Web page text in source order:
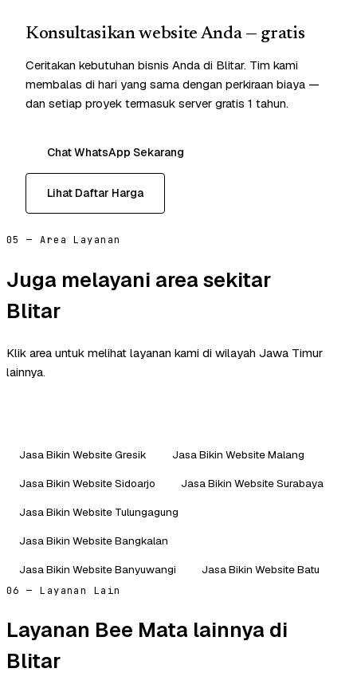
Konsultasikan website Anda — gratis
Ceritakan kebutuhan bisnis Anda di Blitar. Tim kami
membalas di hari yang sama dengan perkiraan biaya —
dan setiap proyek termasuk server gratis 1 tahun.
Chat WhatsApp Sekarang
Lihat Daftar Harga
05 — Area Layanan
Juga melayani area sekitar
Blitar
Klik area untuk melihat layanan kami di wilayah Jawa Timur
lainnya.
Jasa Bikin Website Gresik
Jasa Bikin Website Malang
Jasa Bikin Website Sidoarjo
Jasa Bikin Website Surabaya
Jasa Bikin Website Tulungagung
Jasa Bikin Website Bangkalan
Jasa Bikin Website Banyuwangi
Jasa Bikin Website Batu
06 — Layanan Lain
Layanan Bee Mata lainnya di
Blitar